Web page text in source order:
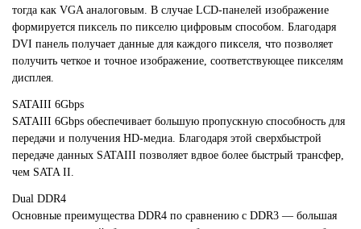
тогда как VGA аналоговым. В случае LCD-панелей изображение
формируется пиксель по пикселю цифровым способом. Благодаря
DVI панель получает данные для каждого пикселя, что позволяет
получить четкое и точное изображение, соответствующее пикселям
дисплея.
SATAIII 6Gbps
SATAIII 6Gbps обеспечивает большую пропускную способность для
передачи и получения HD-медиа. Благодаря этой сверхбыстрой
передаче данных SATAIII позволяет вдвое более быстрый трансфер,
чем SATA II.
Dual DDR4
Основные преимущества DDR4 по сравнению с DDR3 — большая